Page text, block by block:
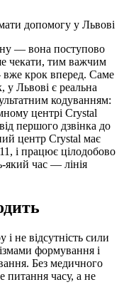
— вона поступово
чекати, тим важчим
крок вперед. Саме
у Львові є реальна
кодуванням:
центрі Crystal
першого дзвінка до
центр Crystal має
і працює цілодобово
який час — лінія
і не відсутність сили
формування і
Без медичного
питання часу, а не